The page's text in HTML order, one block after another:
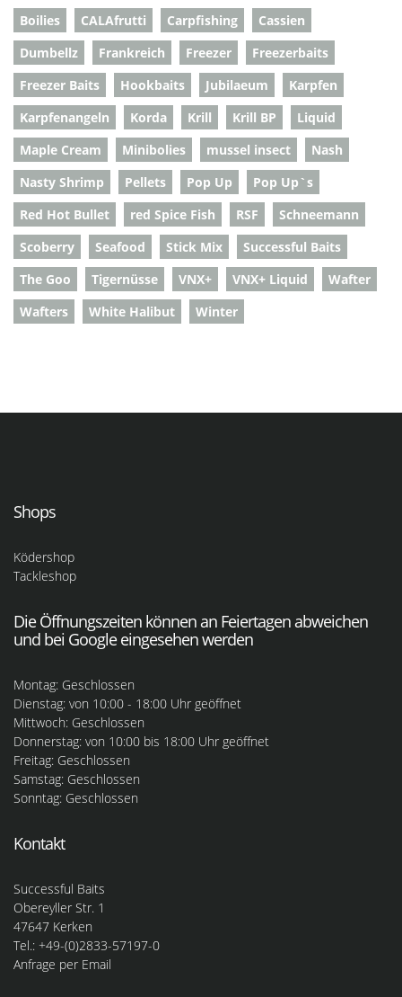
Boilies
CALAfrutti Carpfishing
Cassien
Dumbellz
Frankreich Freezer
Freezerbaits
Freezer Baits
Hookbaits Jubilaeum
Karpfen
Karpfenangeln
Korda Krill Krill BP
Liquid
Maple Cream
Minibolies mussel insect
Nash
Nasty Shrimp
Pellets Pop Up
Pop Up`s
Red Hot Bullet
red Spice Fish RSF
Schneemann
Scoberry
Seafood Stick Mix
Successful Baits
The Goo
Tigernüsse VNX+ VNX+ Liquid
Wafter
Wafters
White Halibut Winter
Shops
Ködershop
Tackleshop
Die Öffnungszeiten können an Feiertagen abweichen
und bei Google eingesehen werden
Montag: Geschlossen
Dienstag: von 10:00 - 18:00 Uhr geöffnet
Mittwoch: Geschlossen
Donnerstag: von 10:00 bis 18:00 Uhr geöffnet
Freitag: Geschlossen
Samstag: Geschlossen
Sonntag: Geschlossen
Kontakt
Successful Baits
Obereyller Str. 1
47647 Kerken
Tel.: +49-(0)2833-57197-0
Anfrage per Email